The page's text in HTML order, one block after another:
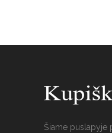
Šiame puslapyje